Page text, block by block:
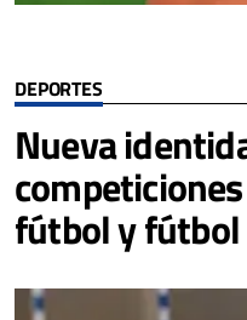
DEPORTES
Nueva
fútbol y fútbol